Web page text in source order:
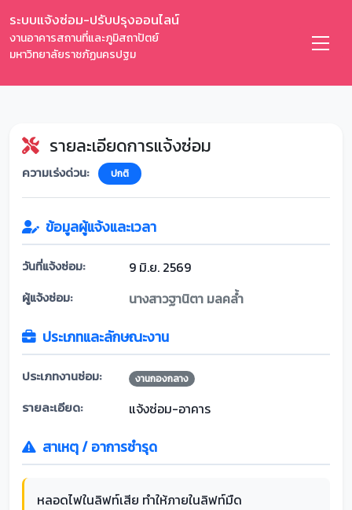
ระบบแจ้งซ่อม-ปรับปรุงออนไลน์
งานอาคารสถานที่และภูมิสถาปัตย์
มหาวิทยาลัยราชภัฏนครปฐม
รายละเอียดการแจ้งซ่อม
ความเร่งด่วน: ปกติ
ข้อมูลผู้แจ้งและเวลา
วันที่แจ้งซ่อม: 9 มิ.ย. 2569
ผู้แจ้งซ่อม: นางสาวฐานิตา มลคล้ำ
ประเภทและลักษณะงาน
ประเภทงานซ่อม: งานกองกลาง
รายละเอียด: แจ้งซ่อม-อาคาร
สาเหตุ / อาการชำรุด
หลอดไฟในลิฟท์เสีย ทำให้ภายในลิฟท์มืด